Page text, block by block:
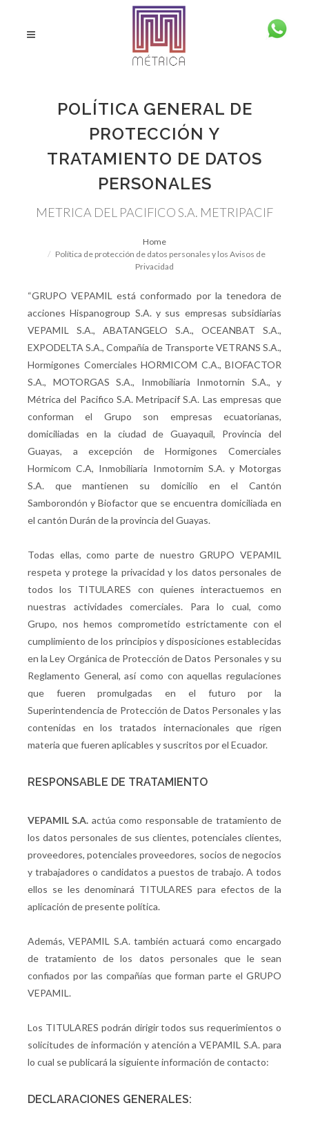
POLÍTICA GENERAL DE
PROTECCIÓN Y
TRATAMIENTO DE DATOS
PERSONALES
METRICA DEL PACIFICO S.A. METRIPACIF
Home
Política de protección de datos personales y los Avisos de
Privacidad
“GRUPO VEPAMIL está conformado por la tenedora de
acciones Hispanogroup S.A. y sus empresas subsidiarias
VEPAMIL S.A., ABATANGELO S.A., OCEANBAT S.A.,
EXPODELTA S.A., Compañía de Transporte VETRANS S.A.,
Hormigones Comerciales HORMICOM C.A., BIOFACTOR
S.A., MOTORGAS S.A., Inmobiliaria Inmotornin S.A., y
Métrica del Pacifico S.A. Metripacif S.A. Las empresas que
conforman el Grupo son empresas ecuatorianas,
domiciliadas en la ciudad de Guayaquil, Provincia del
Guayas, a excepción de Hormigones Comerciales
Hormicom C.A, Inmobiliaria Inmotornim S.A. y Motorgas
S.A. que mantienen su domicilio en el Cantón
Samborondón y Biofactor que se encuentra domiciliada en
el cantón Durán de la provincia del Guayas.
Todas ellas, como parte de nuestro GRUPO VEPAMIL
respeta y protege la privacidad y los datos personales de
todos los TITULARES con quienes interactuemos en
nuestras actividades comerciales. Para lo cual, como
Grupo, nos hemos comprometido estrictamente con el
cumplimiento de los principios y disposiciones establecidas
en la Ley Orgánica de Protección de Datos Personales y su
Reglamento General, así como con aquellas regulaciones
que fueren promulgadas en el futuro por la
Superintendencia de Protección de Datos Personales y las
contenidas en los tratados internacionales que rigen
materia que fueren aplicables y suscritos por el Ecuador.
RESPONSABLE DE TRATAMIENTO
VEPAMIL S.A. actúa como responsable de tratamiento de
los datos personales de sus clientes, potenciales clientes,
proveedores, potenciales proveedores, socios de negocios
y trabajadores o candidatos a puestos de trabajo. A todos
ellos se les denominará TITULARES para efectos de la
aplicación de presente política.
Además, VEPAMIL S.A. también actuará como encargado
de tratamiento de los datos personales que le sean
confiados por las compañías que forman parte el GRUPO
VEPAMIL.
Los TITULARES podrán dirigir todos sus requerimientos o
solicitudes de información y atención a VEPAMIL S.A. para
lo cual se publicará la siguiente información de contacto:
DECLARACIONES GENERALES: